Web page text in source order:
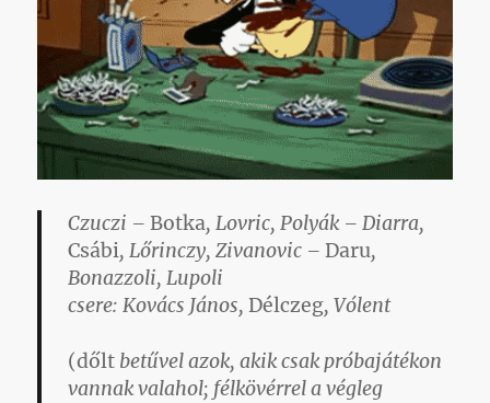
Czuczi –Botka,Lovric,Polyák –Diarra,
Csábi, Lőrinczy,Zivanovic –Daru,
Bonazzoli,Lupoli
csere:Kovács János,Délczeg, Vólent
(dőlt betűvel azok, akik csak próbajátékon
vannak valahol; félkövérrela végleg